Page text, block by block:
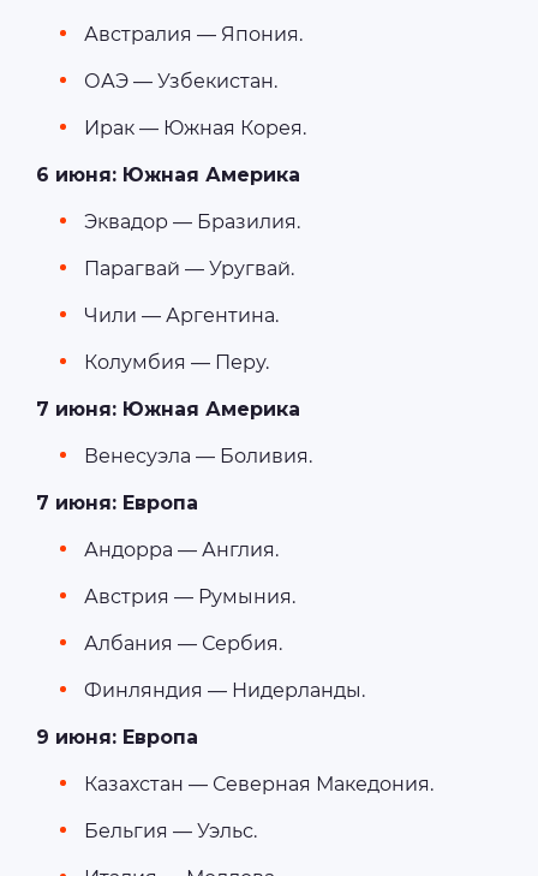
Австралия — Япония.
ОАЭ — Узбекистан.
Ирак — Южная Корея.
6 июня: Южная Америка
Эквадор — Бразилия.
Парагвай — Уругвай.
Чили — Аргентина.
Колумбия — Перу.
7 июня: Южная Америка
Венесуэла — Боливия.
7 июня: Европа
Андорра — Англия.
Австрия — Румыния.
Албания — Сербия.
Финляндия — Нидерланды.
9 июня: Европа
Казахстан — Северная Македония.
Бельгия — Уэльс.